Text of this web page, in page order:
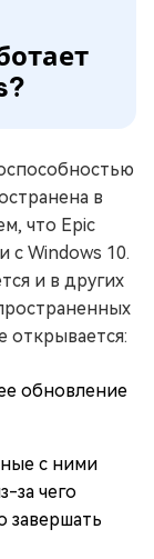
в
что Epic
с Windows 10.
и в других
открывается:
обновление
с ними
за чего
завершать